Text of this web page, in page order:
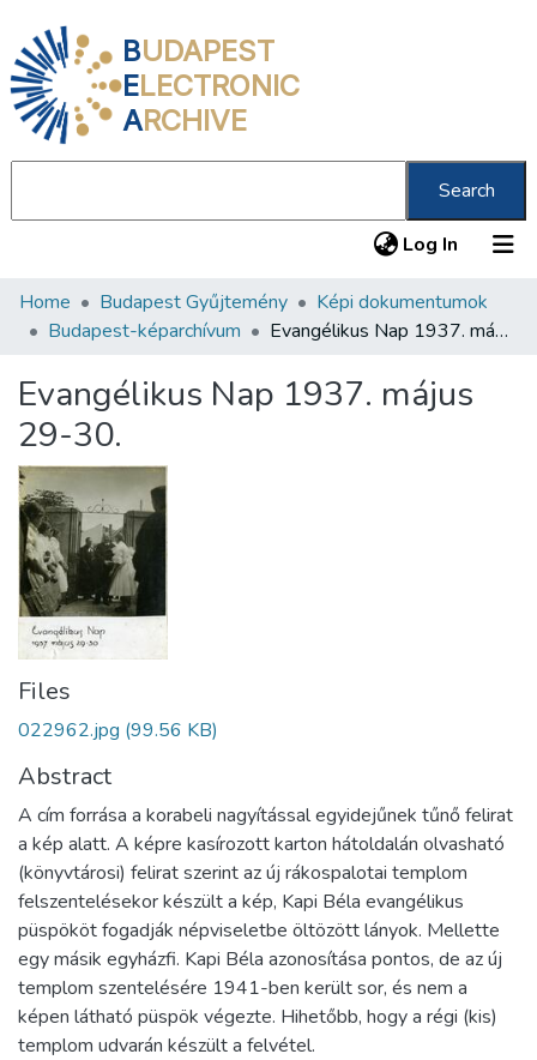
BUDAPEST
ELECTRONIC
ARCHIVE
Search
Log In (current)
Communities & Collections
Statistics
About us
Home Budapest Gyűjtemény
Képi dokumentumok
Budapest-képarchívum
Evangélikus Nap 1937. május 29-30.
Evangélikus Nap 1937. május
29-30.
Files
022962.jpg (99.56 KB)
Abstract
A cím forrása a korabeli nagyítással egyidejűnek tűnő felirat
a kép alatt. A képre kasírozott karton hátoldalán olvasható
(könyvtárosi) felirat szerint az új rákospalotai templom
felszentelésekor készült a kép, Kapi Béla evangélikus
püspököt fogadják népviseletbe öltözött lányok. Mellette
egy másik egyházfi. Kapi Béla azonosítása pontos, de az új
templom szentelésére 1941-ben került sor, és nem a
képen látható püspök végezte. Hihetőbb, hogy a régi (kis)
templom udvarán készült a felvétel.